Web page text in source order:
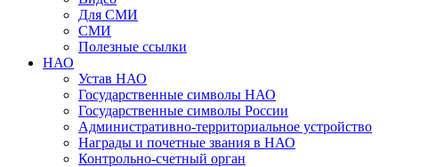
Для СМИ
СМИ
Полезные ссылки
НАО
Устав НАО
Государственные символы НАО
Государственные символы России
Административно-территориальное устройство
Награды и почетные звания в НАО
Контрольно-счетный орган